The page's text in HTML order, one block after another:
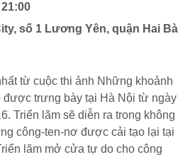
số 1 Lương Yên, quận Hai Bà
từ cuộc thi ảnh Những khoảnh
được trưng bày tại Hà Nội từ ngày
Triển lãm sẽ diễn ra trong không
công-ten-nơ được cải tạo lại tại
lãm mở cửa tự do cho công